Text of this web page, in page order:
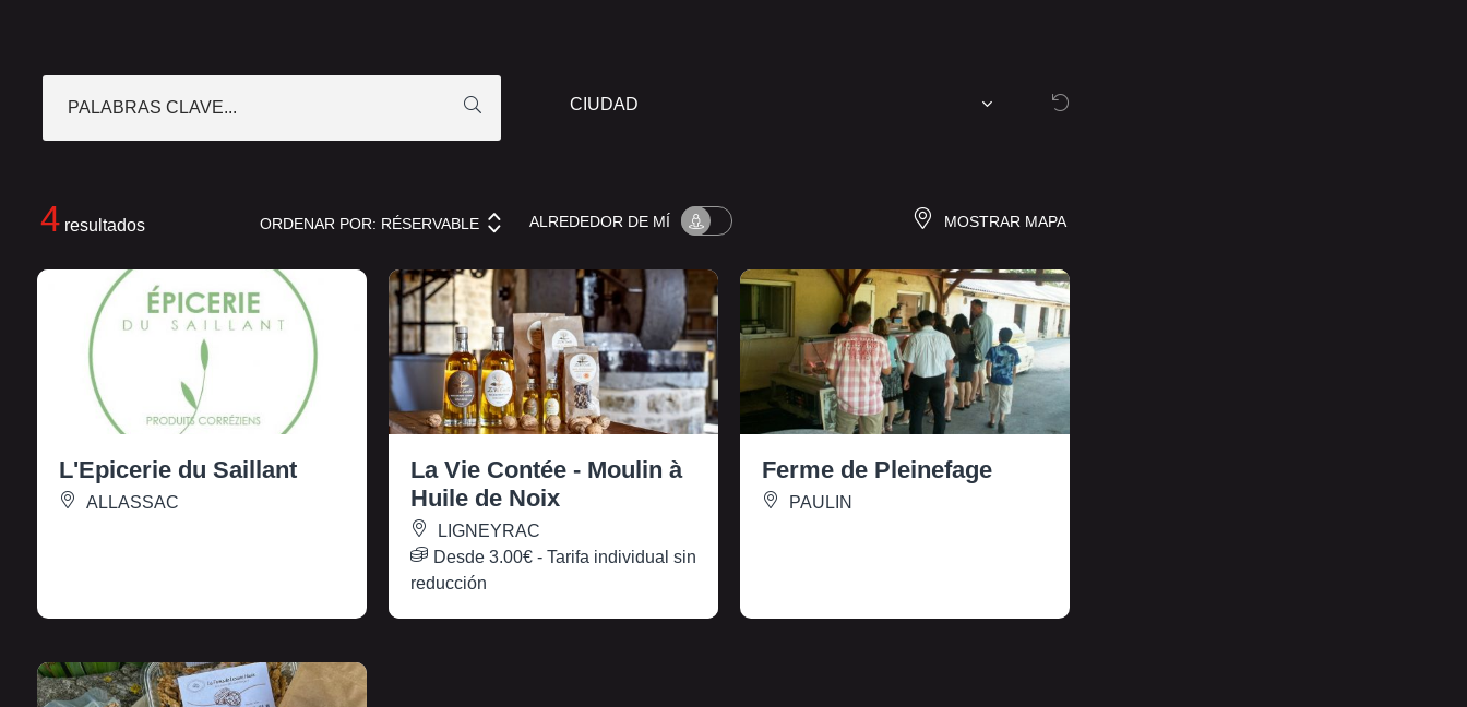
PALABRAS CLAVE...
4 resultados ORDENAR POR: RÉSERVABLE ALREDEDOR DE MÍ MOSTRAR MAPA
L'Epicerie du Saillant
ALLASSAC
La Vie Contée - Moulin à
Huile de Noix
LIGNEYRAC
Desde3.00€ - Tarifa individual sin
reducción
Ferme de Pleinefage
PAULIN